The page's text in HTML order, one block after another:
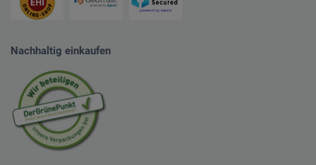
Nachhaltig einkaufen